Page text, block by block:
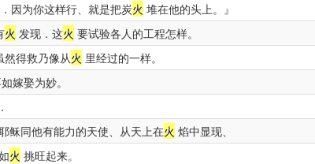
因为你这样行、就是把炭火 堆在他的头上。』
火 发现．这火 要试验各人的工程怎样。
然得救乃像从火 里经过的一样。
嫁娶为妙。
稣同他有能力的天使、从天上在火 焰中显现、
火 挑旺起来。